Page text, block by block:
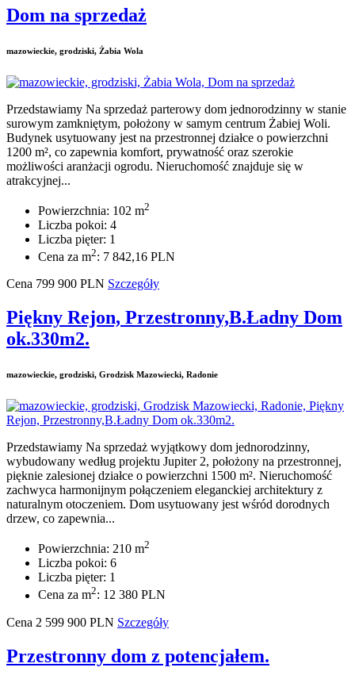
Dom na sprzedaż
mazowieckie, grodziski, Żabia Wola
Przedstawiamy Na sprzedaż parterowy dom jednorodzinny w stanie
surowym zamkniętym, położony w samym centrum Żabiej Woli.
Budynek usytuowany jest na przestronnej działce o powierzchni
1200 m², co zapewnia komfort, prywatność oraz szerokie
możliwości aranżacji ogrodu. Nieruchomość znajduje się w
atrakcyjnej...
Powierzchnia: 102 m2
Liczba pokoi: 4
Liczba pięter: 1
Cena za m2: 7 842,16 PLN
Cena 799 900 PLN Szczegóły
Piękny Rejon, Przestronny,B.Ładny Dom
ok.330m2.
mazowieckie, grodziski, Grodzisk Mazowiecki, Radonie
Przedstawiamy Na sprzedaż wyjątkowy dom jednorodzinny,
wybudowany według projektu Jupiter 2, położony na przestronnej,
pięknie zalesionej działce o powierzchni 1500 m². Nieruchomość
zachwyca harmonijnym połączeniem eleganckiej architektury z
naturalnym otoczeniem. Dom usytuowany jest wśród dorodnych
drzew, co zapewnia...
Powierzchnia: 210 m2
Liczba pokoi: 6
Liczba pięter: 1
Cena za m2: 12 380 PLN
Cena 2 599 900 PLN Szczegóły
Przestronny dom z potencjałem.